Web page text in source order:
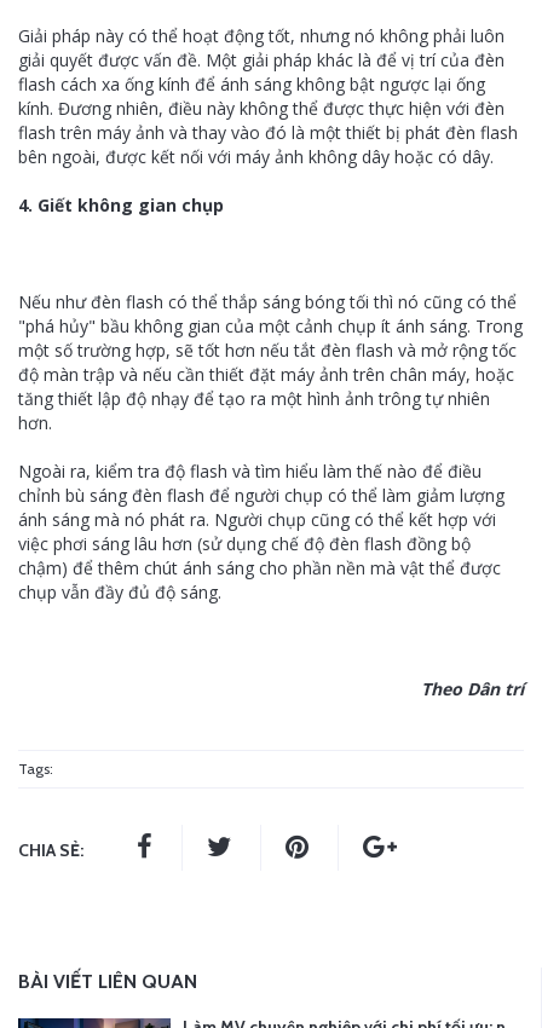
Giải pháp này có thể hoạt động tốt, nhưng nó không phải luôn
giải quyết được vấn đề. Một giải pháp khác là để vị trí của đèn
flash cách xa ống kính để ánh sáng không bật ngược lại ống
kính. Đương nhiên, điều này không thể được thực hiện với đèn
flash trên máy ảnh và thay vào đó là một thiết bị phát đèn flash
bên ngoài, được kết nối với máy ảnh không dây hoặc có dây.
4. Giết không gian chụp
Nếu như đèn flash có thể thắp sáng bóng tối thì nó cũng có thể
"phá hủy" bầu không gian của một cảnh chụp ít ánh sáng. Trong
một số trường hợp, sẽ tốt hơn nếu tắt đèn flash và mở rộng tốc
độ màn trập và nếu cần thiết đặt máy ảnh trên chân máy, hoặc
tăng thiết lập độ nhạy để tạo ra một hình ảnh trông tự nhiên
hơn.
Ngoài ra, kiểm tra độ flash và tìm hiểu làm thế nào để điều
chỉnh bù sáng đèn flash để người chụp có thể làm giảm lượng
ánh sáng mà nó phát ra. Người chụp cũng có thể kết hợp với
việc phơi sáng lâu hơn (sử dụng chế độ đèn flash đồng bộ
chậm) để thêm chút ánh sáng cho phần nền mà vật thể được
chụp vẫn đầy đủ độ sáng.
Theo Dân trí
Tags:
CHIA SẺ:
BÀI VIẾT LIÊN QUAN